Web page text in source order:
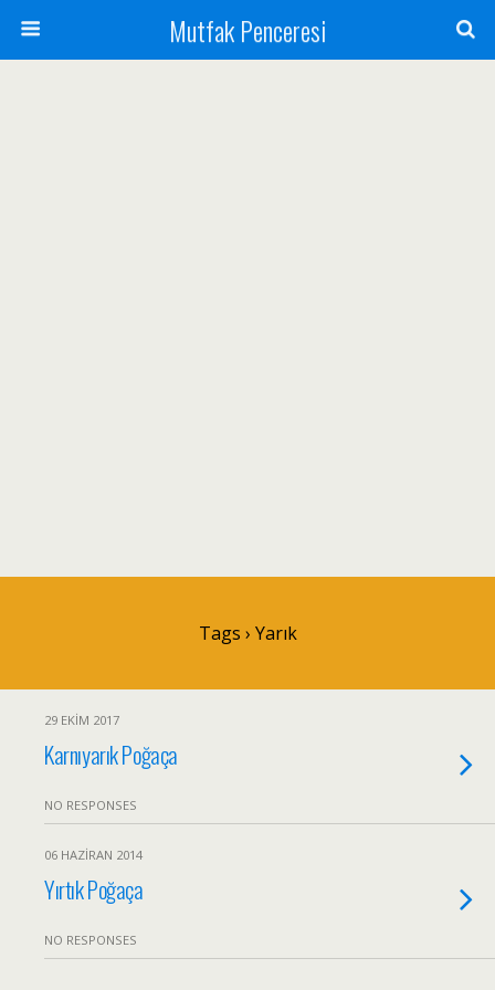
Mutfak Penceresi
Tags › Yarık
29 EKIM 2017
Karnıyarık Poğaça
NO RESPONSES
06 HAZIRAN 2014
Yırtık Poğaça
NO RESPONSES